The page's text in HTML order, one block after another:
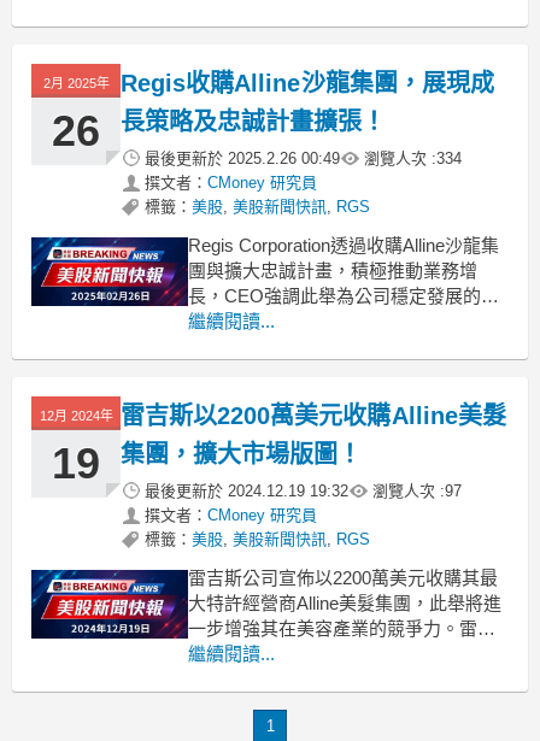
轉型之中，旨在建立更具韌性和效率的
2月 2025年
26
Regis收購Alline沙龍集團，展現成
長策略及忠誠計畫擴張！
最後更新於 2025.2.26 00:49 瀏覽人次 :334
撰文者： CMoney 研究員
標籤： 美股, 美股新聞快訊, RGS
Regis Corporation透過收購Alline沙龍集
團與擴大忠誠計畫，積極推動業務增
長，CEO強調此舉為公司穩定發展的關
鍵。在最新的財報電話會議中，Regis
公司戰略上的重要里程碑
繼續閱讀...
12月 2024年
19
雷吉斯以2200萬美元收購Alline美髮
集團，擴大市場版圖！
最後更新於 2024.12.19 19:32 瀏覽人次 :97
撰文者： CMoney 研究員
標籤： 美股, 美股新聞快訊, RGS
雷吉斯公司宣佈以2200萬美元收購其最
大特許經營商Alline美髮集團，此舉將進
一步增強其在美容產業的競爭力。雷吉
斯（Regis）近日正式宣佈，以2200萬美
不僅為雷吉斯帶來了更多的市場份額，
繼續閱讀...
1